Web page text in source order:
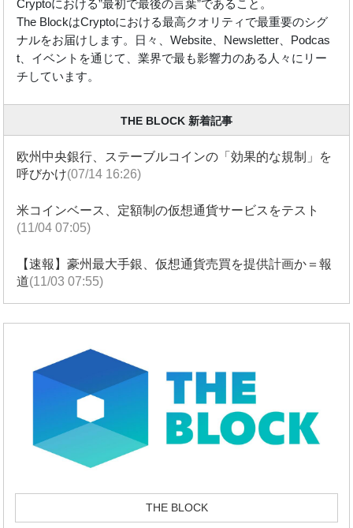
Cryptoにおける”最初で最後の言葉”であること。
The BlockはCryptoにおける最高クオリティで最重要のシグ
ナルをお届けします。日々、Website、Newsletter、Podcas
t、イベントを通じて、業界で最も影響力のある人々にリー
チしています。
THE BLOCK 新着記事
欧州中央銀行、ステーブルコインの「効果的な規制」を
呼びかけ(07/14 16:26)
米コインベース、定額制の仮想通貨サービスをテスト
(11/04 07:05)
【速報】豪州最大手銀、仮想通貨売買を提供計画か＝報
道(11/03 07:55)
THE BLOCK